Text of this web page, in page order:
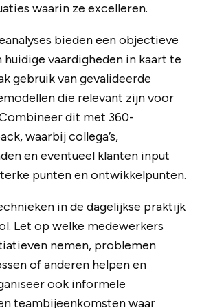
waarin ze excelleren.
bieden een objectieve
vaardigheden in kaart te
gebruik van gevalideerde
die relevant zijn voor
dit met 360-
waarbij collega’s,
en eventueel klanten input
punten en ontwikkelpunten.
in de dagelijkse praktijk
Let op welke medewerkers
nemen, problemen
of anderen helpen en
ook informele
teambijeenkomsten waar